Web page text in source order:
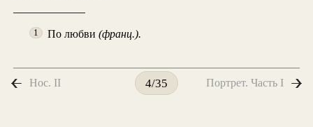
1 По любви(франц.).
Нос. II 4/35 Портрет. Часть I